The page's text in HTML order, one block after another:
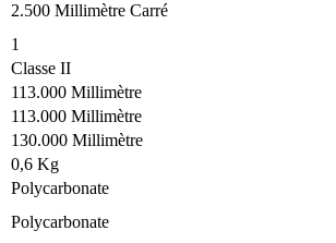
2.500 Millimètre Carré
1
Classe II
113.000 Millimètre
113.000 Millimètre
130.000 Millimètre
0,6 Kg
Polycarbonate
Polycarbonate